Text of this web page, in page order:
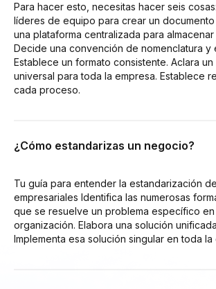
Para hacer esto, necesitas hacer seis
líderes de equipo para crear un documento
una plataforma centralizada para
Decide una convención de nomenclatura y
Establece un formato consistente. Aclara
universal para toda la empresa. Establece
cada proceso.
¿Cómo estandarizas un negocio?
Tu guía para entender la estandarización
empresariales Identifica las numerosas
que se resuelve un problema específico en
organización. Elabora una solución
Implementa esa solución singular en toda